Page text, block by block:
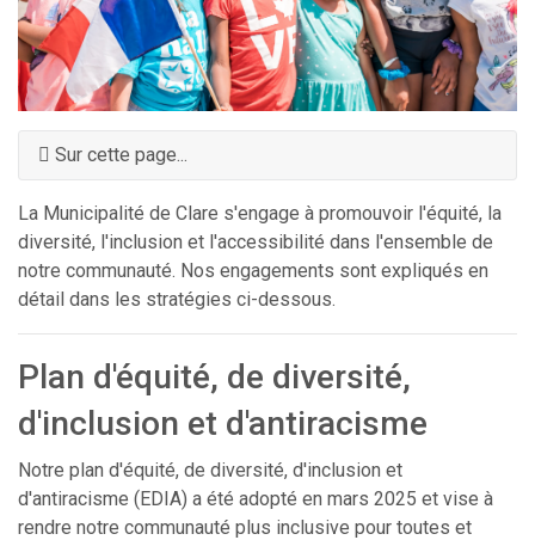
Sur cette page...
La Municipalité de Clare s'engage à promouvoir l'équité, la
diversité, l'inclusion et l'accessibilité dans l'ensemble de
notre communauté. Nos engagements sont expliqués en
détail dans les stratégies ci-dessous.
Plan d'équité, de diversité,
d'inclusion et d'antiracisme
Notre plan d'équité, de diversité, d'inclusion et
d'antiracisme (EDIA) a été adopté en mars 2025 et vise à
rendre notre communauté plus inclusive pour toutes et